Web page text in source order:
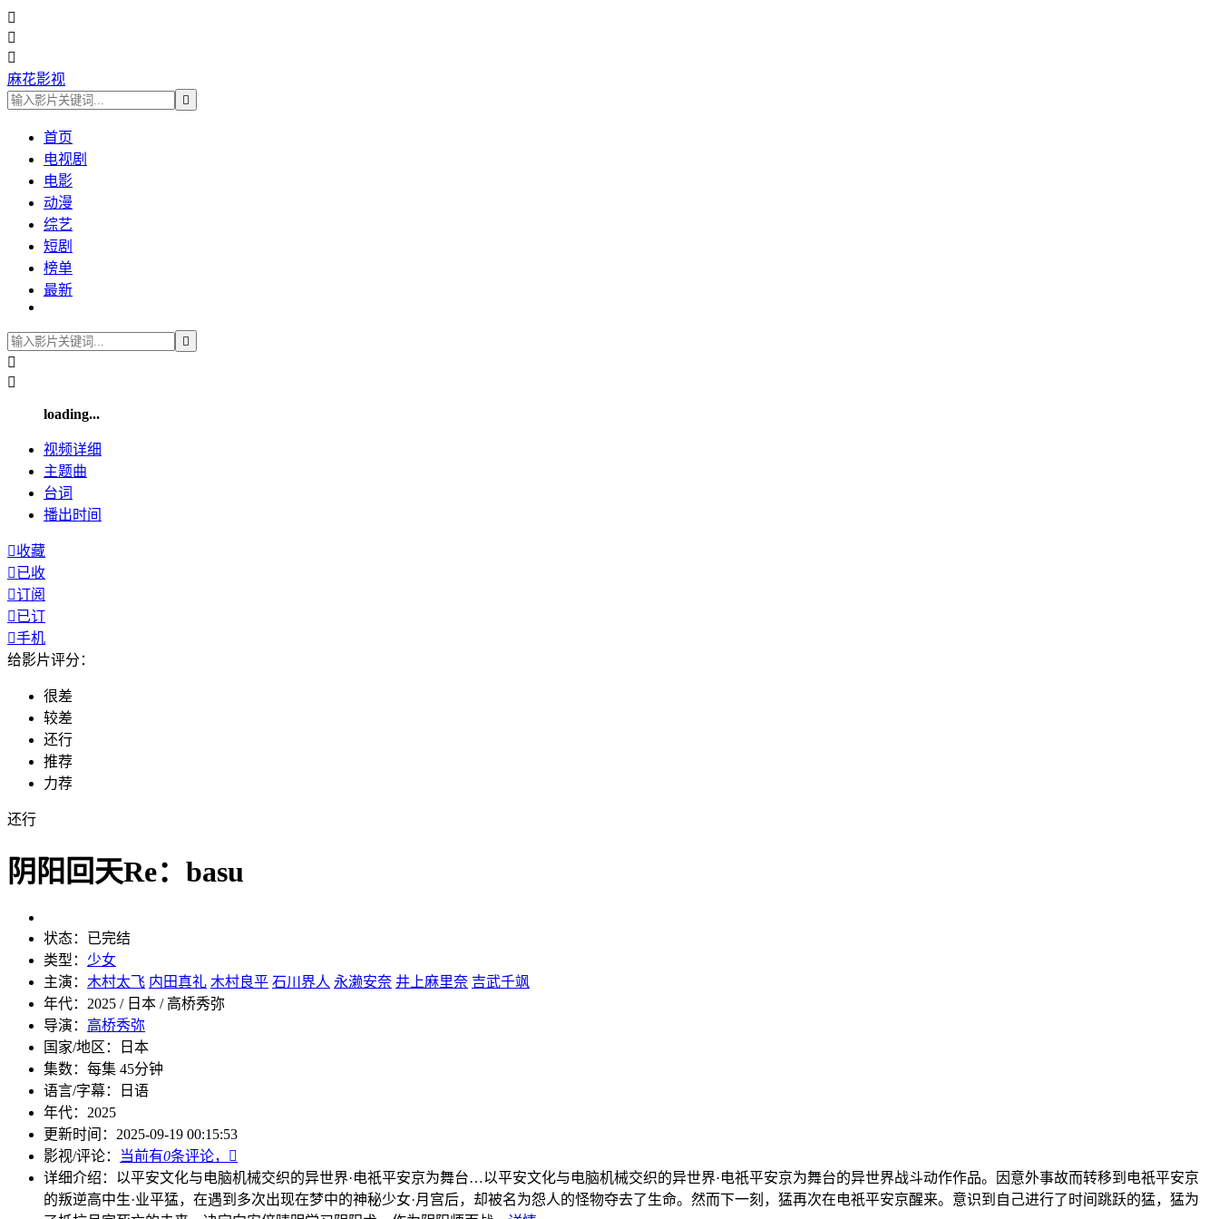



麻花影视

首页
电视剧
电影
动漫
综艺
短剧
榜单
最新



loading...
视频详细
主题曲
台词
播出时间
收藏
已收
订阅
已订
手机
给影片评分：
很差
较差
还行
推荐
力荐
还行
阴阳回天Re：basu
状态： 已完结
类型： 少女
主演： 木村太飞 内田真礼 木村良平 石川界人 永濑安奈 井上麻里奈 吉武千飒
年代： 2025 / 日本 / 高桥秀弥
导演： 高桥秀弥
国家/地区：
日本
集数： 每集 45分钟
语言/字幕：
日语
年代： 2025
更新时间： 2025-09-19 00:15:53
影视/评论：
当前有0条评论，

详细介绍： 以平安文化与电脑机械交织的异世界·电祇平安京为舞台…以平安文化与电脑机械交织的异世界·电祇平安京为舞台的异世界战斗动作作品。因意外事故而转移到电祇平安京
的叛逆高中生·业平猛，在遇到多次出现在梦中的神秘少女·月宫后，却被名为怨人的怪物夺去了生命。然而下一刻，猛再次在电祇平安京醒来。意识到自己进行了时间跳跃的猛，猛为